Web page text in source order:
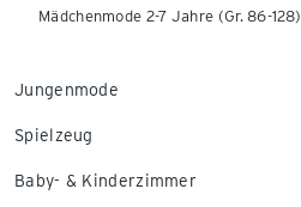
Mädchenmode 2-7 Jahre (Gr. 86-128)
Jungenmode
Spielzeug
Baby- & Kinderzimmer